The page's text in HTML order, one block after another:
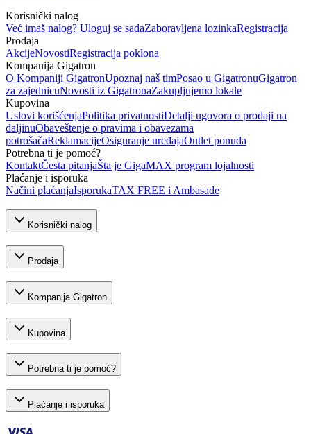
Korisnički nalog
Već imaš nalog? Uloguj se sadaZaboravljena lozinkaRegistracija
Prodaja
AkcijeNovostiRegistracija poklona
Kompanija Gigatron
O Kompaniji GigatronUpoznaj naš timPosao u GigatronuGigatron
za zajednicuNovosti iz GigatronaZakupljujemo lokale
Kupovina
Uslovi korišćenjaPolitika privatnostiDetalji ugovora o prodaji na
daljinuObaveštenje o pravima i obavezama
potrošačaReklamacijeOsiguranje uređajaOutlet ponuda
Potrebna ti je pomoć?
KontaktČesta pitanjaŠta je GigaMAX program lojalnosti
Plaćanje i isporuka
Načini plaćanjaIsporukaTAX FREE i Ambasade
Korisnički nalog
Prodaja
Kompanija Gigatron
Kupovina
Potrebna ti je pomoć?
Plaćanje i isporuka